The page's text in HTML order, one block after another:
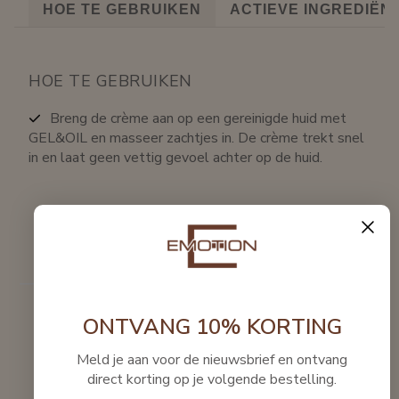
HOE TE GEBRUIKEN ACTIEVE
HOE TE GEBRUIKEN
Breng de crème aan op een gereinigde huid met
GEL&OIL en masseer zachtjes in. De crème trekt snel
in en laat geen vettig gevoel achter op de huid.
Productbeoordelingen
ONTVANG 10% KORTING
Meld je aan voor de nieuwsbrief en ontvang
direct korting op je volgende bestelling.